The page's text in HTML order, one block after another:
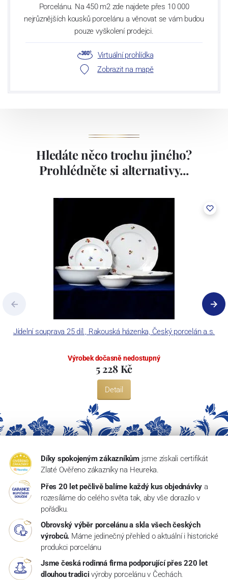
Porcelánu. Na 450 m2 zde najdete přes 10 000
nejrůznějších kousků porcelánu a věnovat se vám budou
pouze vyškolení prodejci.
Virtuální prohlídka
Zobrazit na mapě
Hledáte něco trochu jiného?
Prohlédněte si alternativy...
Jídelní souprava 25 díl., Rakouská házenka, Český porcelán a.s.
Výrobek dočasně nedostupný
5 228 Kč
Detail
Díky spokojeným zákazníkům jsme získali certifikát
Zlaté Ověřeno zákazníky na Heureka.
Přes 20 let pečlivě balíme každý kus objednávky a
rozesíláme do celého světa tak, aby vše dorazilo v
pořádku.
Obrovský výběr porcelánu a skla všech českých
výrobců. Máme jedinečný přehled o aktuální i historické
produkci porcelánu
Jsme česká rodinná firma podporující přes 220 let
dlouhou tradici výroby porcelánu v Čechách.